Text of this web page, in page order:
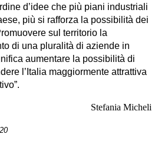
d’idee che più piani industriali
più si rafforza la possibilità dei
sul territorio la
di una pluralità di aziende in
aumentare la possibilità di
l’Italia maggiormente attrattiva
Stefania Micheli